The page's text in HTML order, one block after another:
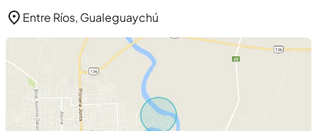
Entre Ríos, Gualeguaychú